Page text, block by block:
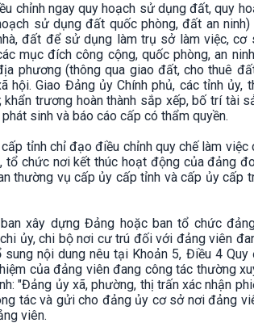
chỉnh ngay quy hoạch sử dụng đất, quy
sử dụng đất quốc phòng, đất an ninh)
đất để sử dụng làm trụ sở làm việc, cơ
mục đích công cộng, quốc phòng, an
phương (thông qua giao đất, cho thuê
Giao Đảng ủy Chính phủ, các tỉnh ủy,
trương hoàn thành sắp xếp, bố trí tài
sinh và báo cáo cấp có thẩm quyền.
tỉnh chỉ đạo điều chỉnh quy chế làm việc
chức nơi kết thúc hoạt động của đảng
thường vụ cấp ủy cấp tỉnh và cấp ủy cấp
xây dựng Đảng hoặc ban tổ chức
ủy, chi bộ nơi cư trú đối với đảng viên
nội dung nêu tại Khoản 5, Điều 4 Quy
của đảng viên đang công tác thường
"Đảng ủy xã, phường, thị trấn xác nhận
tác và gửi cho đảng ủy cơ sở nơi đảng
viên.